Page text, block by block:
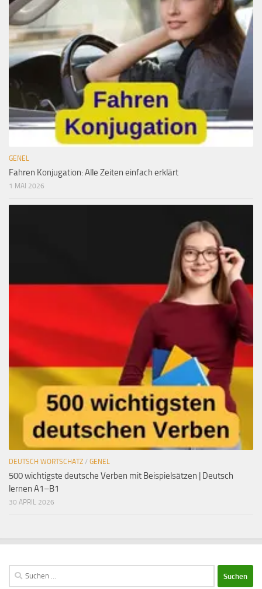
GENEL
Fahren Konjugation: Alle Zeiten einfach erklärt
1 MAI 2026
DEUTSCH WORTSCHATZ / GENEL
500 wichtigste deutsche Verben mit Beispielsätzen | Deutsch
lernen A1–B1
30 APRIL 2026
Suchen
nach: